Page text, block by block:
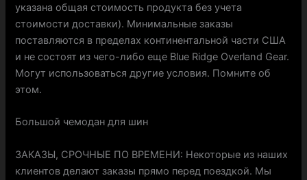
указана общая стоимость продукта без учета
стоимости доставки). Минимальные заказы
поставляются в пределах континентальной части США
и не состоят из чего-либо еще Blue Ridge Overland Gear.
Могут использоваться другие условия. Помните об
этом.
Большой чемодан для шин
ЗАКАЗЫ, СРОЧНЫЕ ПО ВРЕМЕНИ: Некоторые из наших
клиентов делают заказы прямо перед поездкой. Мы